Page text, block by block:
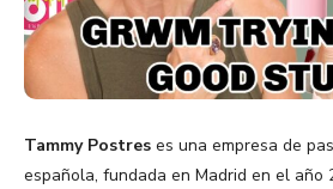
Tammy Postres es una empresa de
española, fundada en Madrid en el año